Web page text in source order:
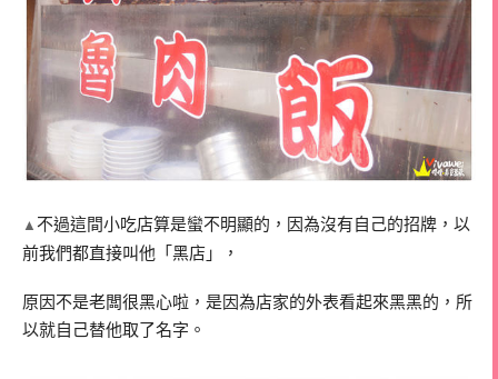
▲ 不過這間小吃店算是蠻不明顯的，因為沒有自己的招牌，以
前我們都直接叫他「黑店」，
原因不是老闆很黑心啦，是因為店家的外表看起來黑黑的，所
以就自己替他取了名字。